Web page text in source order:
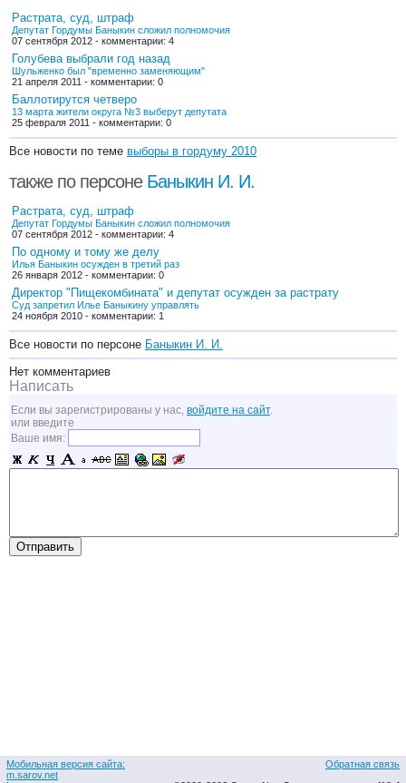
Растрата, суд, штраф
Депутат Гордумы Баныкин сложил полномочия
07 сентября 2012 - комментарии: 4
Голубева выбрали год назад
Шульженко был "временно заменяющим"
21 апреля 2011 - комментарии: 0
Баллотирутся четверо
13 марта жители округа №3 выберут депутата
25 февраля 2011 - комментарии: 0
Все новости по теме выборы в гордуму 2010
также по персоне Баныкин И. И.
Растрата, суд, штраф
Депутат Гордумы Баныкин сложил полномочия
07 сентября 2012 - комментарии: 4
По одному и тому же делу
Илья Баныкин осужден в третий раз
26 января 2012 - комментарии: 0
Директор "Пищекомбината" и депутат осужден за растрату
Суд запретил Илье Баныкину управлять
24 ноября 2010 - комментарии: 1
Все новости по персоне Баныкин И. И.
Нет комментариев
Написать
Если вы зарегистрированы у нас, войдите на сайт.
или введите
Ваше имя:
Мобильная версия сайта:
m.sarov.net
Обратная связь